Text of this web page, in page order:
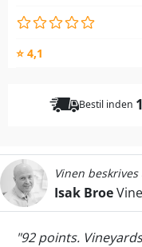
⭐ 4,1
Bestil inden
Vinen beskrives
Isak Broe
"92 points.